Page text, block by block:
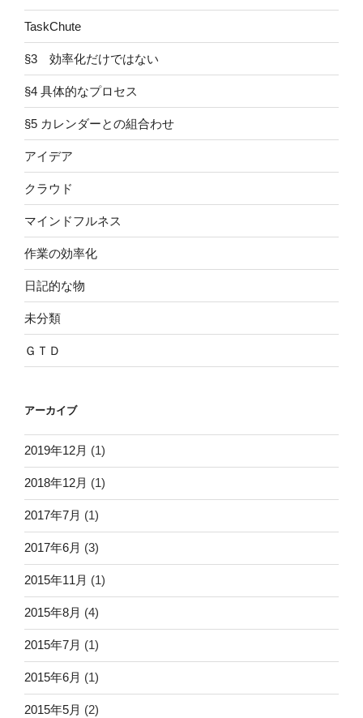
TaskChute
§3 効率化だけではない
§4 具体的なプロセス
§5 カレンダーとの組合わせ
アイデア
クラウド
マインドフルネス
作業の効率化
日記的な物
未分類
ＧＴＤ
アーカイブ
2019年12月 (1)
2018年12月 (1)
2017年7月 (1)
2017年6月 (3)
2015年11月 (1)
2015年8月 (4)
2015年7月 (1)
2015年6月 (1)
2015年5月 (2)